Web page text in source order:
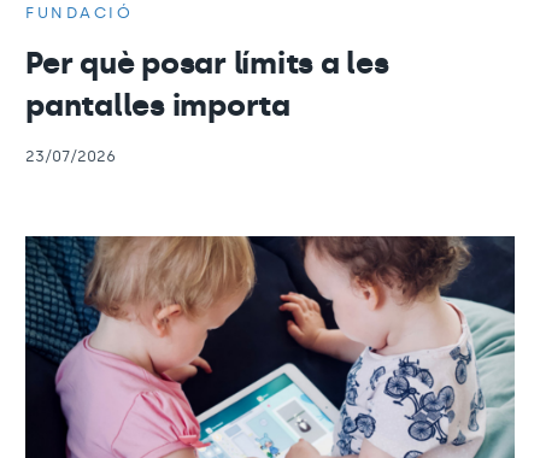
FUNDACIÓ
Per què posar límits a les
pantalles importa
23/07/2026